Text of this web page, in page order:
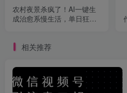
农村夜景杀疯了！AI一键生
成治愈系慢生活，单日狂入
相关推荐